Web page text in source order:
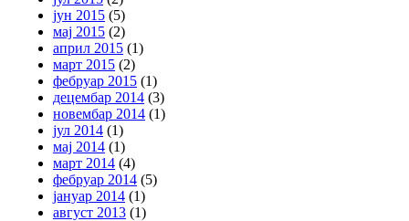
јун 2015 (5)
мај 2015 (2)
април 2015 (1)
март 2015 (2)
фебруар 2015 (1)
децембар 2014 (3)
новембар 2014 (1)
јул 2014 (1)
мај 2014 (1)
март 2014 (4)
фебруар 2014 (5)
јануар 2014 (1)
август 2013 (1)